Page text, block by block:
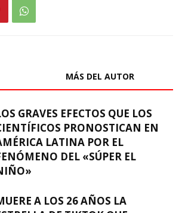
MÁS DEL AUTOR
GRAVES EFECTOS QUE LOS
PRONOSTICAN EN
LATINA POR EL
DEL «SÚPER EL
A LOS 26 AÑOS LA